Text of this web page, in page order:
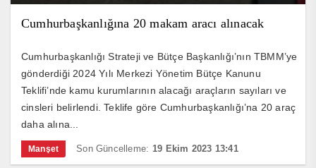
Cumhurbaşkanlığına 20 makam aracı alınacak
Cumhurbaşkanlığı Strateji ve Bütçe Başkanlığı’nın TBMM’ye
gönderdiği 2024 Yılı Merkezi Yönetim Bütçe Kanunu
Teklifi’nde kamu kurumlarının alacağı araçların sayıları ve
cinsleri belirlendi. Teklife göre Cumhurbaşkanlığı’na 20 araç
daha alına...
Manşet Son Güncelleme: 19 Ekim 2023 13:41